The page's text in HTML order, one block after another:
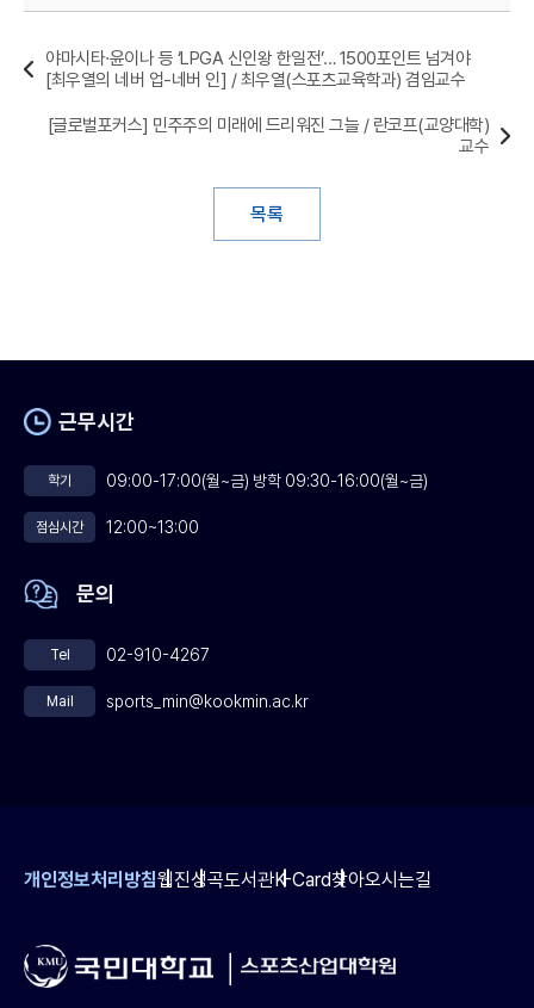
야마시타·윤이나 등 ‘LPGA 신인왕 한일전’… 1500포인트 넘겨야
[최우열의 네버 업-네버 인] / 최우열(스포츠교육학과) 겸임교수
목록
[글로벌포커스] 민주주의 미래에 드리워진 그늘 / 란코프(교양대학)
교수
개인정보처리방침웹진성곡도서관K-Card찾아오시는길
근무시간
학기 09:00-17:00(월~금) 방학 09:30-16:00(월~금)
점심시간 12:00~13:00
문의
Tel 02-910-4267
Mail sports_min@kookmin.ac.kr